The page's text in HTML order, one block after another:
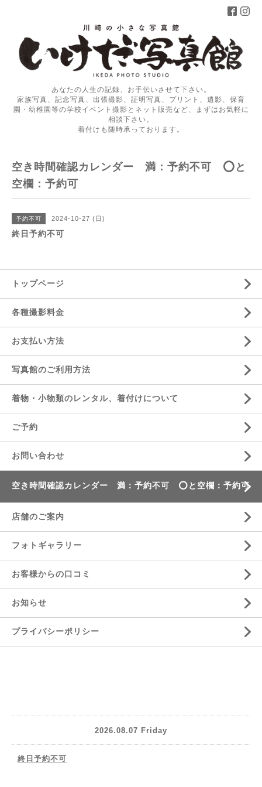
あなたの人生の記録、お手伝いさせて下さい。
家族写真、記念写真、出張撮影、証明写真、プリント、遺影、保育
園・幼稚園等の学校イベント撮影とネット販売など、まずはお気軽に
相談下さい。
着付けも随時承っております。
空き時間確認カレンダー 満：予約不可 ⭕️と
空欄：予約可
予約不可 2024-10-27 (日)
終日予約不可
トップページ
各種撮影料金
お支払い方法
写真館のご利用方法
着物・小物類のレンタル、着付けについて
ご予約
お問い合わせ
空き時間確認カレンダー 満：予約不可 ⭕️と空欄：予約可
店舗のご案内
フォトギャラリー
お客様からの口コミ
お知らせ
プライバシーポリシー
2026.08.07 Friday
終日予約不可